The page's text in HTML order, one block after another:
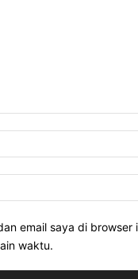
email saya di browser
waktu.